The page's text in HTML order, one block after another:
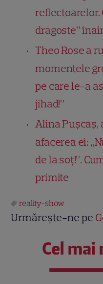
reflectoarelor.
dragoste”
Theo Rose a
momentele
pe care le-a
jihad!”
Alina Pușcaș,
afacerea ei:
de la soț!”.
primite
reality-show
Urmărește-ne pe
Cel mai